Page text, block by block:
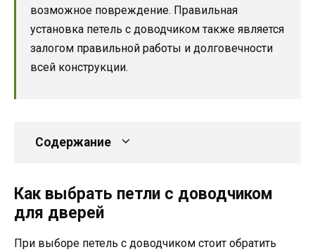
возможное повреждение. Правильная
установка петель с доводчиком также является
залогом правильной работы и долговечности
всей конструкции.
Содержание
Как выбрать петли с доводчиком
для дверей
При выборе петель с доводчиком стоит обратить